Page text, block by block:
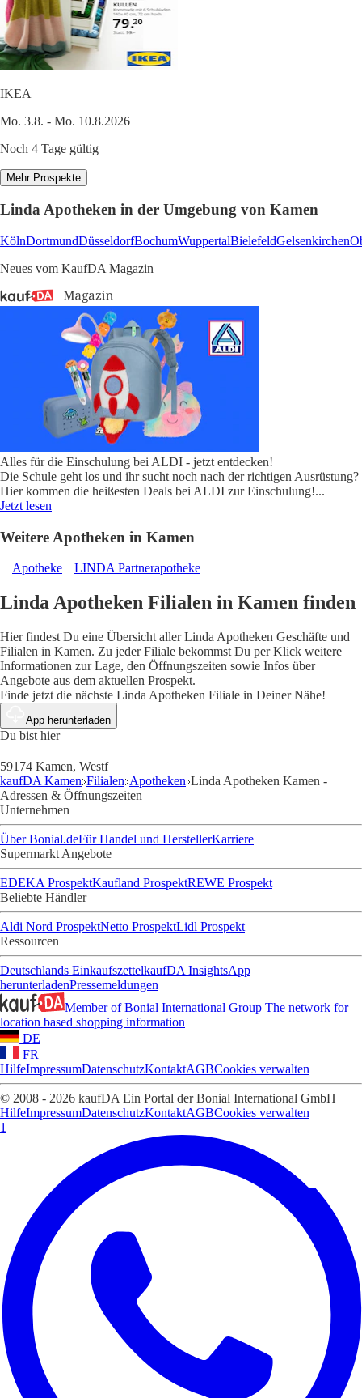
IKEA
Mo. 3.8. - Mo. 10.8.2026
Noch 4 Tage gültig
Mehr Prospekte
Linda Apotheken in der Umgebung von Kamen
KölnDortmundDüsseldorfBochumWuppertalBielefeldGelsenkirchen
Neues vom KaufDA Magazin
Alles für die Einschulung bei ALDI - jetzt entdecken!
Die Schule geht los und ihr sucht noch nach der richtigen Ausrüstung?
Hier kommen die heißesten Deals bei ALDI zur Einschulung!...
Jetzt lesen
Weitere Apotheken in Kamen
Apotheke LINDA Partnerapotheke
Linda Apotheken Filialen in Kamen finden
Hier findest Du eine Übersicht aller Linda Apotheken Geschäfte und
Filialen in Kamen. Zu jeder Filiale bekommst Du per Klick weitere
Informationen zur Lage, den Öffnungszeiten sowie Infos über
Angebote aus dem aktuellen Prospekt.
Finde jetzt die nächste Linda Apotheken Filiale in Deiner Nähe!
App herunterladen
Du bist hier
59174 Kamen, Westf
kaufDA Kamen Filialen Apotheken Linda Apotheken Kamen -
Adressen & Öffnungszeiten
Unternehmen
Über Bonial.deFür Handel und HerstellerKarriere
Supermarkt Angebote
EDEKA ProspektKaufland ProspektREWE Prospekt
Beliebte Händler
Aldi Nord ProspektNetto ProspektLidl Prospekt
Ressourcen
Deutschlands EinkaufszettelkaufDA InsightsApp
herunterladenPressemeldungen
Member of Bonial International Group The network for
location based shopping information
DE
FR
HilfeImpressumDatenschutzKontaktAGBCookies verwalten
© 2008 - 2026 kaufDA Ein Portal der Bonial International GmbH
HilfeImpressumDatenschutzKontaktAGBCookies verwalten
1